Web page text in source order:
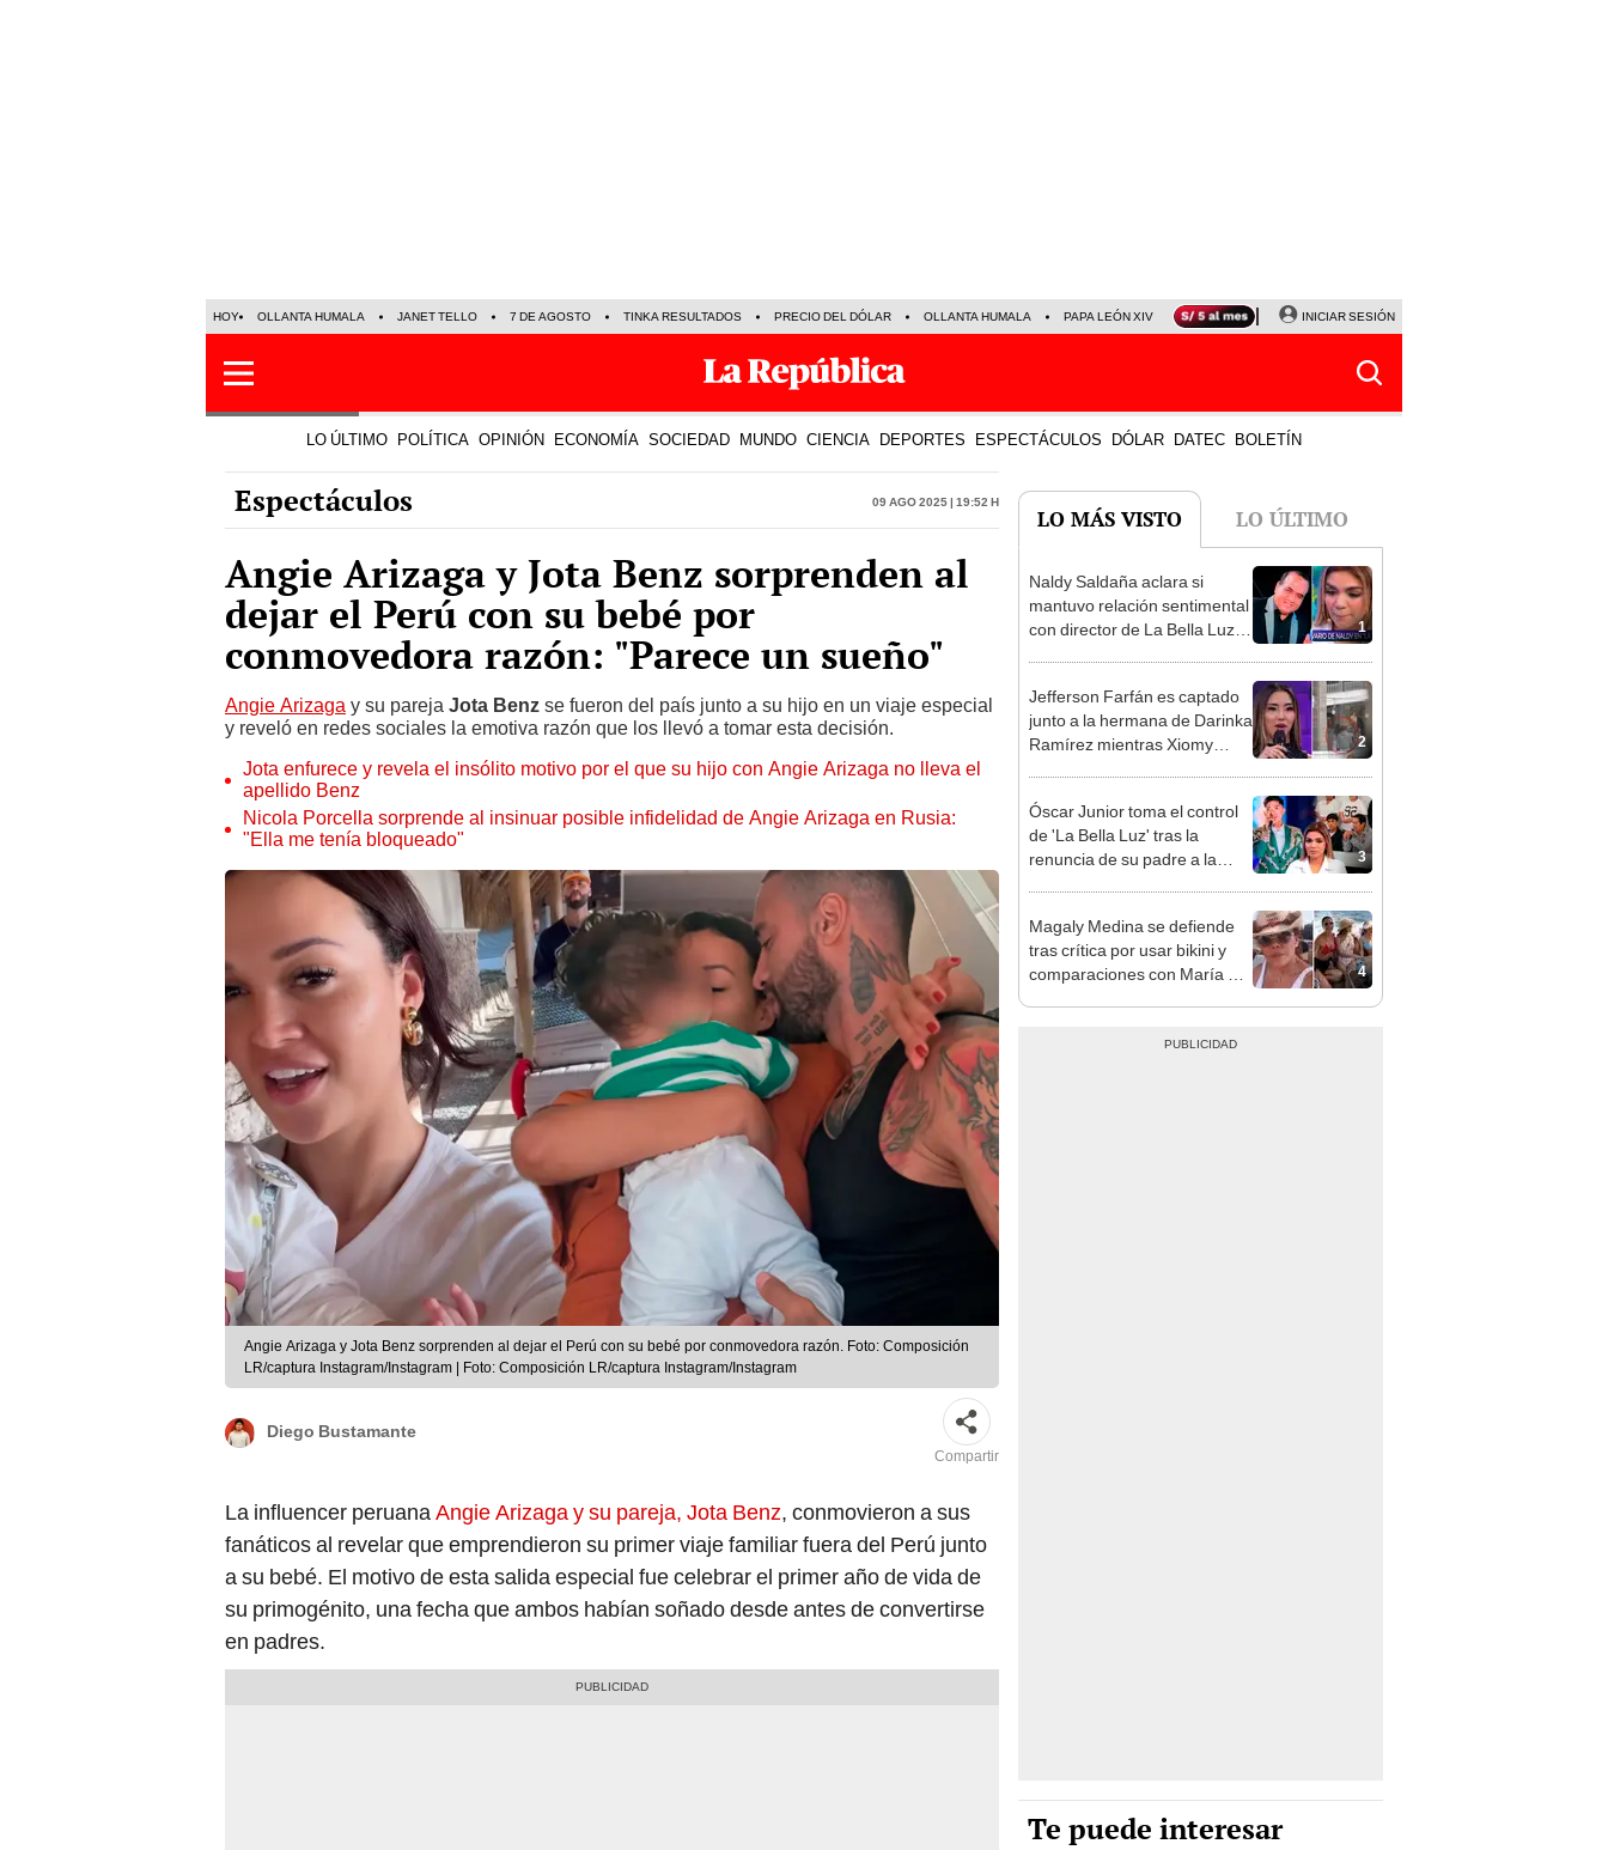
HOY OLLANTA HUMALA JANET TELLO 7 DE AGOSTO TINKA RESULTADOS PRECIO DEL DÓLAR OLLANTA HUMALA PAPA LEÓN XIV NALDY SALDAÑA LA BELLA LUZ
INICIAR SESIÓN
LO ÚLTIMO POLÍTICA OPINIÓN ECONOMÍA SOCIEDAD MUNDO CIENCIA DEPORTES ESPECTÁCULOS DÓLAR DATEC BOLETÍN
Espectáculos 09 Ago 2025 | 19:52 h
Angie Arizaga y Jota Benz sorprenden al
dejar el Perú con su bebé por
conmovedora razón: "Parece un sueño"
Angie Arizaga y su pareja Jota Benz se fueron del país junto a su hijo en un viaje especial
y reveló en redes sociales la emotiva razón que los llevó a tomar esta decisión.
Jota enfurece y revela el insólito motivo por el que su hijo con Angie Arizaga no lleva el
apellido Benz
Nicola Porcella sorprende al insinuar posible infidelidad de Angie Arizaga en Rusia:
"Ella me tenía bloqueado"
Angie Arizaga y Jota Benz sorprenden al dejar el Perú con su bebé por conmovedora razón. Foto: Composición
LR/captura Instagram/Instagram | Foto: Composición LR/captura Instagram/Instagram
Diego Bustamante
Compartir
La influencer peruanaAngie Arizaga y su pareja, Jota Benz, conmovieron a sus
fanáticos al revelar que emprendieron su primer viaje familiar fuera del Perú junto
a su bebé. El motivo de esta salida especial fue celebrar el primer año de vida de
su primogénito, una fecha que ambos habían soñado desde antes de convertirse
en padres.
LO MÁS VISTO LO ÚLTIMO
1
Naldy Saldaña aclara si
mantuvo relación sentimental
con director de La Bella Luz
bajo”
2
Jefferson Farfán es captado
junto a la hermana de Darinka
Ramírez mientras Xiomy
3
Óscar Junior toma el control
de 'La Bella Luz' tras la
renuncia de su padre a la
4
Magaly Medina se defiende
tras crítica por usar bikini y
comparaciones con María Pía
Te puede interesar